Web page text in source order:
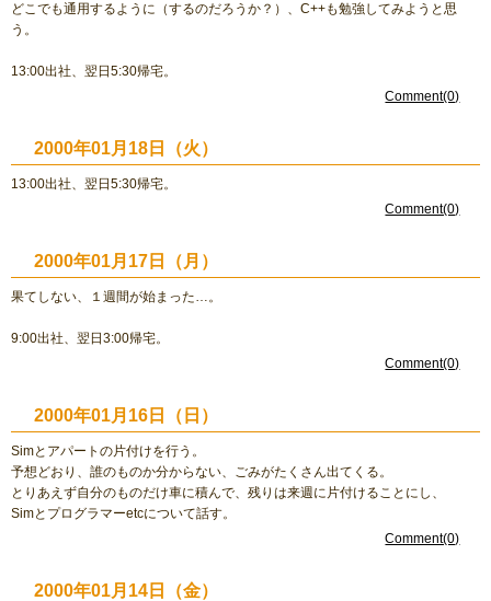
どこでも通用するように（するのだろうか？）、C++も勉強してみようと思
う。
13:00出社、翌日5:30帰宅。
Comment(0)
2000年01月18日（火）
13:00出社、翌日5:30帰宅。
Comment(0)
2000年01月17日（月）
果てしない、１週間が始まった…。
9:00出社、翌日3:00帰宅。
Comment(0)
2000年01月16日（日）
Simとアパートの片付けを行う。
予想どおり、誰のものか分からない、ごみがたくさん出てくる。
とりあえず自分のものだけ車に積んで、残りは来週に片付けることにし、
Simとプログラマーetcについて話す。
Comment(0)
2000年01月14日（金）